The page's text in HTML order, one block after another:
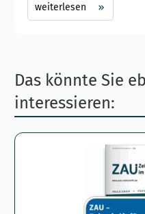
weiterlesen
Das könnte Sie
interessieren: